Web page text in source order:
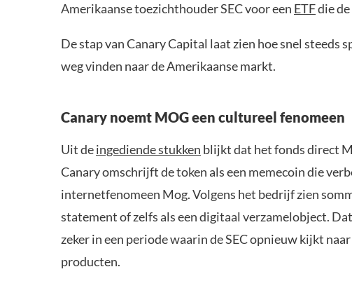
Amerikaanse toezichthouder SEC voor een ETFdie
De stap van Canary Capital laat zien hoe snel steeds
weg vinden naar de Amerikaanse markt.
Canary noemt MOG een cultureel fenomeen
Uit deingediende stukken blijkt dat het fonds direct
Canary omschrijft de token als een memecoin die
internetfenomeen Mog. Volgens het bedrijf zien
statement of zelfs als een digitaal verzamelobject.
zeker in een periode waarin de SEC opnieuw kijkt
producten.